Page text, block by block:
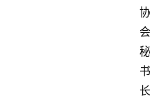
协
会
秘
书
长